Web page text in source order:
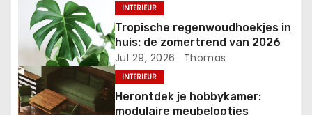
g
t
INTERIEUR
Tropische regenwoudhoekjes in
huis: de zomertrend van 2026
Jul 29, 2026 Thomas
INTERIEUR
Herontdek je hobbykamer:
modulaire meubelopties